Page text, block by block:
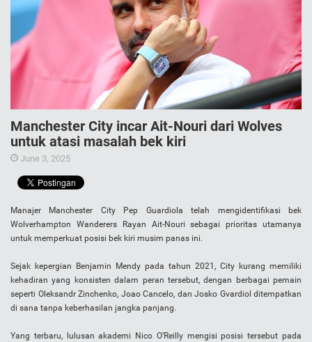
Manchester City incar Ait-Nouri dari Wolves
untuk atasi masalah bek kiri
June 3, 2025
Manajer Manchester City Pep Guardiola telah mengidentifikasi bek
Wolverhampton Wanderers Rayan Ait-Nouri sebagai prioritas utamanya
untuk memperkuat posisi bek kiri musim panas ini.
Sejak kepergian Benjamin Mendy pada tahun 2021, City kurang memiliki
kehadiran yang konsisten dalam peran tersebut, dengan berbagai pemain
seperti Oleksandr Zinchenko, Joao Cancelo, dan Josko Gvardiol ditempatkan
di sana tanpa keberhasilan jangka panjang.
Yang terbaru, lulusan akademi Nico O’Reilly mengisi posisi tersebut pada